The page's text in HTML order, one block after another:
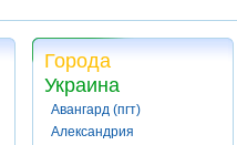
Города
Украина
Авангард (пгт)
Александрия